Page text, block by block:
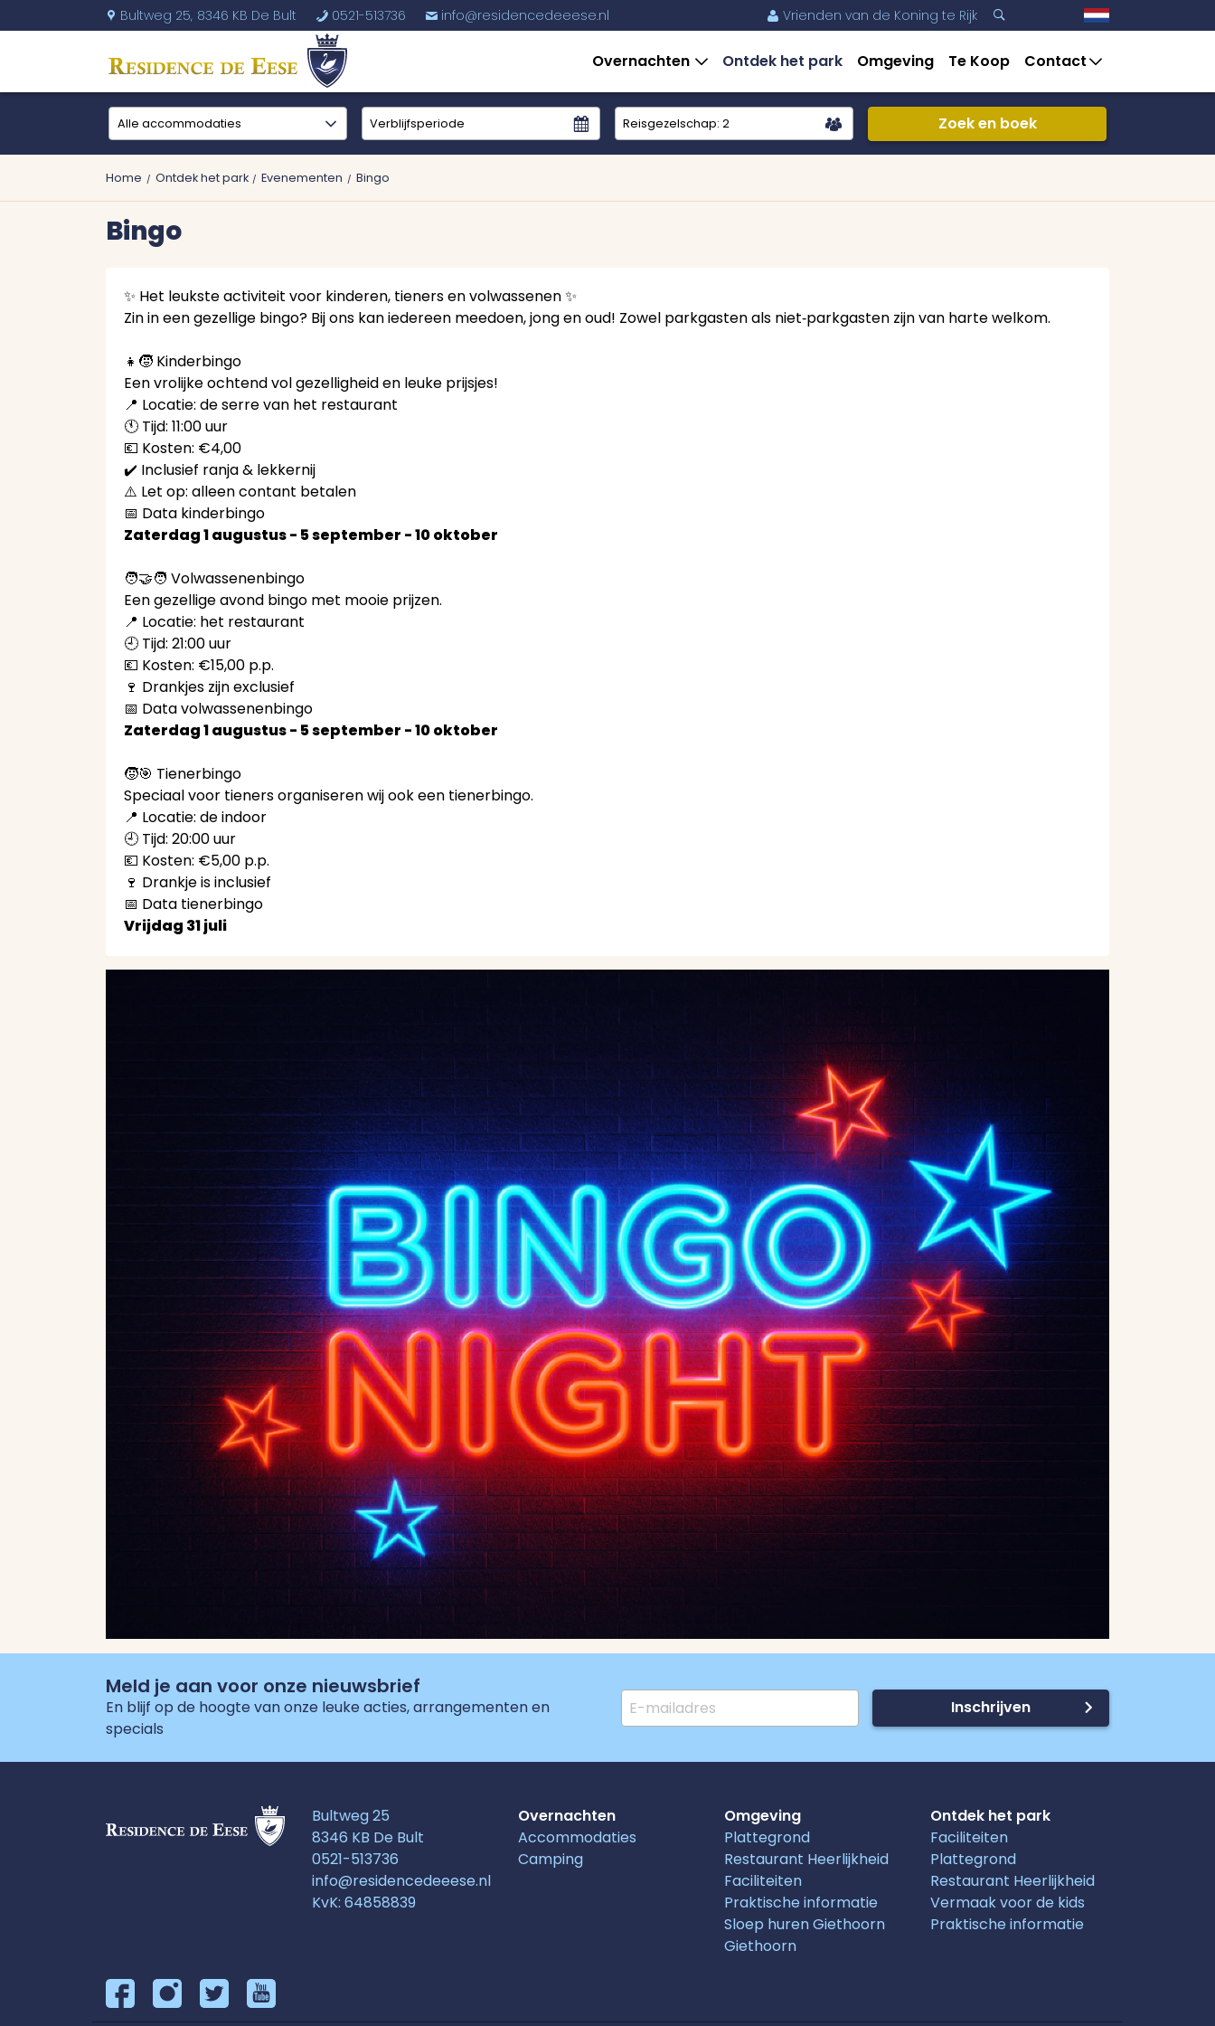
U Bultweg 25, 8346 KB De Bult b 0521-513736 % info@residencedeeese.nl m Vrienden van de Koning te Rijk 3
3
Overnachten Ontdek het park Omgeving Te Koop Contact
Reisgezelschap: 2 Zoek en boek
Home Ontdek het park Evenementen Bingo
Bingo
✨ Het leukste activiteit voor kinderen, tieners en volwassenen ✨
Zin in een gezellige bingo? Bij ons kan iedereen meedoen, jong en oud! Zowel parkgasten als niet‑parkgasten zijn van harte welkom.
👧🧒 Kinderbingo
Een vrolijke ochtend vol gezelligheid en leuke prijsjes!
📍 Locatie: de serre van het restaurant
🕚 Tijd: 11:00 uur
💶 Kosten: €4,00
✔️ Inclusief ranja & lekkernij
⚠️ Let op: alleen contant betalen
📅 Data kinderbingo
Zaterdag 1 augustus - 5 september - 10 oktober
🧑‍🤝‍🧑 Volwassenenbingo
Een gezellige avond bingo met mooie prijzen.
📍 Locatie: het restaurant
🕘 Tijd: 21:00 uur
💶 Kosten: €15,00 p.p.
🍷 Drankjes zijn exclusief
📅 Data volwassenenbingo
Zaterdag 1 augustus - 5 september - 10 oktober
🧒🎯 Tienerbingo
Speciaal voor tieners organiseren wij ook een tienerbingo.
📍 Locatie: de indoor
🕘 Tijd: 20:00 uur
💶 Kosten: €5,00 p.p.
🍷 Drankje is inclusief
📅 Data tienerbingo
Vrijdag 31 juli
Meld je aan voor onze nieuwsbrief
En blijf op de hoogte van onze leuke acties, arrangementen en
specials
Inschrijven
Bultweg 25
8346 KB De Bult
0521-513736
info@residencedeeese.nl
KvK: 64858839
Overnachten
Accommodaties
Camping
Omgeving
Plattegrond
Restaurant Heerlijkheid
Faciliteiten
Praktische informatie
Sloep huren Giethoorn
Giethoorn
Ontdek het park
Faciliteiten
Plattegrond
Restaurant Heerlijkheid
Vermaak voor de kids
Praktische informatie